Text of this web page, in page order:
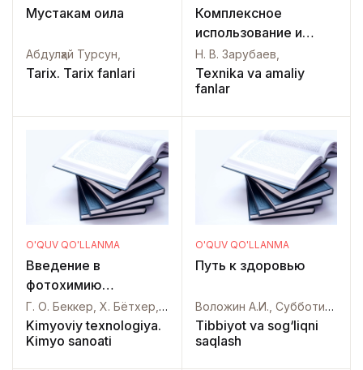
Мустаҳкам оила
Абдулҳай Турсун,
Tarix. Tarix fanlari
Комплексное
использование и
охрана водных
ресурсов
Н. В. Зарубаев,
Texnika va amaliy
fanlar
O'QUV QO'LLANMA
Введение в
фотохимию
органических
соединений
Г. О. Беккер, X. Бётхер, Ф. Дитц, А. В. Ельцов, В. М. Гребенкина, А. Ханчман, Г. Гауфе, Г. Рёвер, К. Шиллер, О. П. Студзинский, Ф. Томас, X. И. Тимпе,
Kimyoviy texnologiya.
Kimyo sanoati
O'QUV QO'LLANMA
Путь к здоровью
Воложин А.И., Субботин Ю.К., Чикин С.Я.,
Tibbiyot va sog‘liqni
saqlash